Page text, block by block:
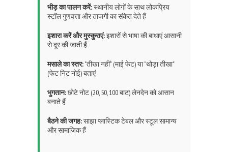
भीड़ का पालन करें:स्थानीय लोगों के साथ लोकप्रिय
स्टॉल गुणवत्ता और ताजगी का संकेत देते हैं
इशारा करें और मुस्कुराएं:इशारों से भाषा की बाधाएं आसानी
से दूर की जाती हैं
मसाले का स्तर:"तीखा नहीं" (माई फेट) या "थोड़ा तीखा"
(फेट निट नोई) बताएं
भुगतान:छोटे नोट (20, 50, 100 बाट) लेनदेन को आसान
बनाते हैं
बैठने की जगह:साझा प्लास्टिक टेबल और स्टूल सामान्य
और सामाजिक हैं